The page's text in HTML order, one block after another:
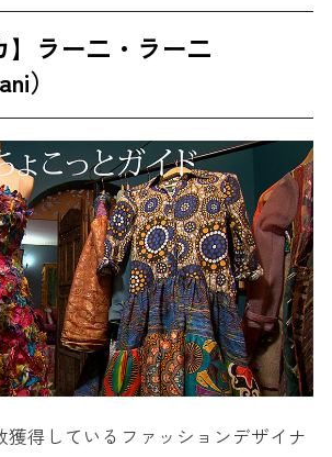
】ラー二・ラー二
）
獲得しているファッションデザイナ